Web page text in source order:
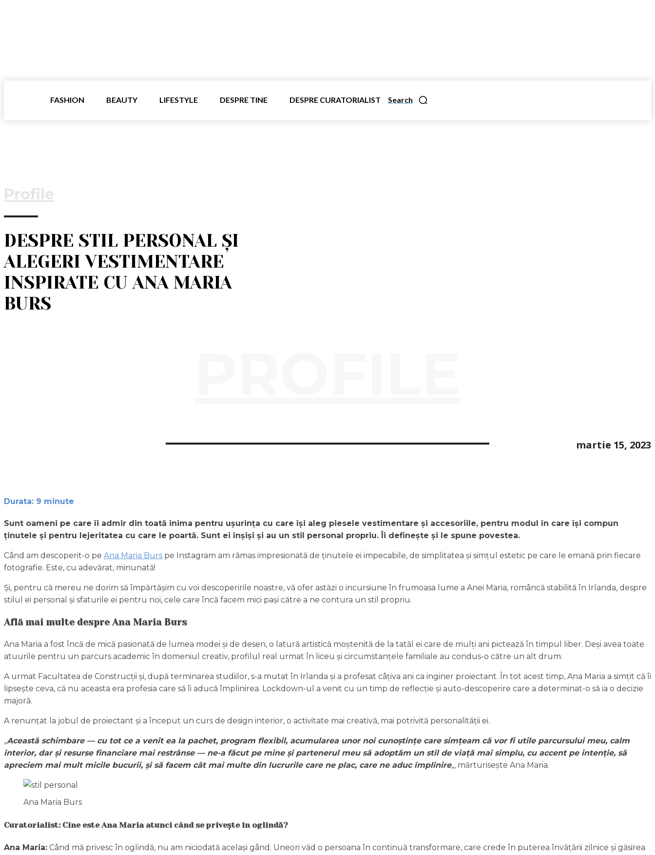
Search
FASHION BEAUTY LIFESTYLE DESPRE TINE DESPRE CURATORIALIST
Profile
DESPRE STIL PERSONAL ȘI
ALEGERI VESTIMENTARE
INSPIRATE CU ANA MARIA
BURS
martie 15, 2023
Durata: 9 minute
Sunt oameni pe care îi admir din toată inima pentru ușurința cu care își aleg piesele vestimentare și accesoriile, pentru modul în care își compun
ținutele și pentru lejeritatea cu care le poartă. Sunt ei înșiși și au un stil personal propriu. Îi definește și le spune povestea.
Când am descoperit-o pe Ana Maria Burs pe Instagram am rămas impresionată de ținutele ei impecabile, de simplitatea și simțul estetic pe care le emană prin fiecare
fotografie. Este, cu adevărat, minunată!
Și, pentru că mereu ne dorim să împărtășim cu voi descoperirile noastre, vă ofer astăzi o incursiune în frumoasa lume a Anei Maria, româncă stabilită în Irlanda, despre
stilul ei personal și sfaturile ei pentru noi, cele care încă facem mici pași către a ne contura un stil propriu.
Află mai multe despre Ana Maria Burs
Ana Maria a fost încă de mică pasionată de lumea modei și de desen, o latură artistică moștenită de la tatăl ei care de mulți ani pictează în timpul liber. Deși avea toate
atuurile pentru un parcurs academic în domeniul creativ, profilul real urmat în liceu și circumstanțele familiale au condus-o către un alt drum.
A urmat Facultatea de Construcții și, după terminarea studiilor, s-a mutat în Irlanda și a profesat câțiva ani ca inginer proiectant. În tot acest timp, Ana Maria a simțit că îi
lipsește ceva, că nu aceasta era profesia care să îi aducă împlinirea. Lockdown-ul a venit cu un timp de reflecție și auto-descoperire care a determinat-o să ia o decizie
majoră.
A renunțat la jobul de proiectant și a început un curs de design interior, o activitate mai creativă, mai potrivită personalității ei.
„Această schimbare — cu tot ce a venit ea la pachet, program flexibil, acumularea unor noi cunoștințe care simțeam că vor fi utile parcursului meu, calm
interior, dar și resurse financiare mai restrânse — ne-a făcut pe mine și partenerul meu să adoptăm un stil de viață mai simplu, cu accent pe intenție, să
apreciem mai mult micile bucurii, și să facem cât mai multe din lucrurile care ne plac, care ne aduc împlinire„, mărturisește Ana Maria.
Ana Maria Burs
Curatorialist: Cine este Ana Maria atunci când se privește în oglindă?
Ana Maria: Când mă privesc în oglindă, nu am niciodată același gând. Uneori văd o persoana în continuă transformare, care crede în puterea învățării zilnice și găsirea